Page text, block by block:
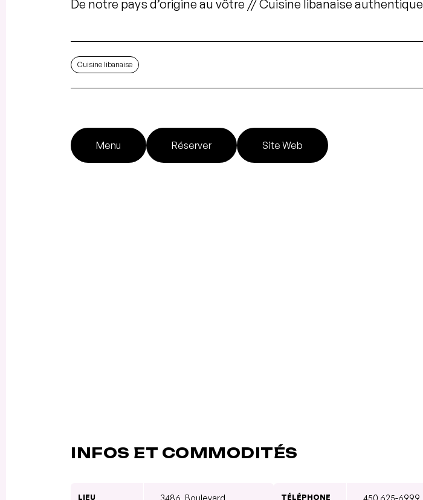
De notre pays d’origine au vôtre // Cuisine libanaise authentique
Cuisine libanaise
Menu Réserver Site Web
INFOS ET COMMODITÉS
LIEU
3486, Boulevard
TÉLÉPHONE 450 625-6999